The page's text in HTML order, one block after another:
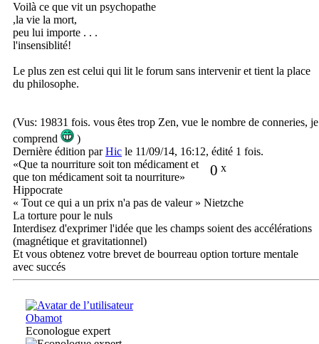
Voilà ce que vit un psychopathe
,la vie la mort,
peu lui importe . . .
l'insensiblité!
Le plus zen est celui qui lit le forum sans intervenir et tient la place
du philosophe.
(Vus: 19831 fois. vous êtes trop Zen, vue le nombre de conneries, je
comprend
)
Dernière édition parHic le 11/09/14, 16:12, édité 1 fois.
0 x
«Que ta nourriture soit ton médicament et
que ton médicament soit ta nourriture»
Hippocrate
« Tout ce qui a un prix n'a pas de valeur » Nietzche
La torture pour le nuls
Interdisez d'exprimer l'idée que les champs soient des accélérations
(magnétique et gravitationnel)
Et vous obtenez votre brevet de bourreau option torture mentale
avec succés
Obamot
Econologue expert